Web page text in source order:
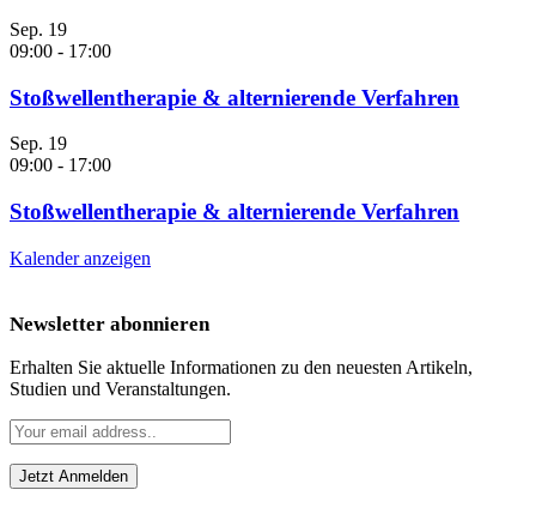
Sep. 19
09:00 - 17:00
Stoßwellentherapie & alternierende Verfahren
Sep. 19
09:00 - 17:00
Stoßwellentherapie & alternierende Verfahren
Kalender anzeigen
Newsletter abonnieren
Erhalten Sie aktuelle Informationen zu den neuesten Artikeln,
Studien und Veranstaltungen.